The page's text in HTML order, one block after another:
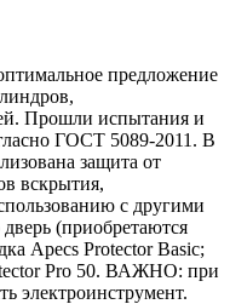
предложение
Прошли испытания и
ГОСТ 5089-2011. В
защита от
вскрытия,
с другими
(приобретаются
Apecs Protector Basic;
Pro 50. ВАЖНО: при
электроинструмент.